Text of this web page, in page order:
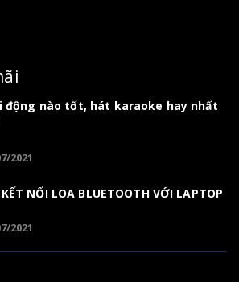
động nào tốt, hát karaoke hay nhất
2021
KẾT NỐI LOA BLUETOOTH VỚI LAPTOP
2021